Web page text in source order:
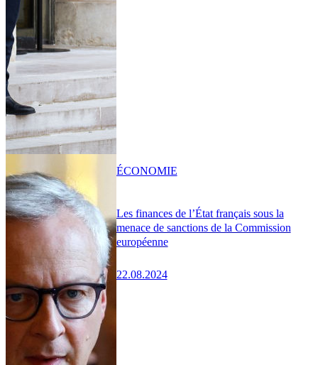
Les finances de l’État français sous la
menace de sanctions de la Commission
européenne
22.08.2024
ÉCONOMIE